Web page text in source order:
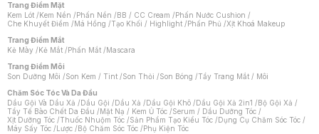
Trang Điểm Mặt
Kem Lót /Kem Nền /Phấn Nền /BB / CC Cream /Phấn Nước Cushion /
Che Khuyết Điểm /Má Hồng /Tạo Khối / Highlight /Phấn Phủ /Xịt Khoá Makeup
Trang Điểm Mắt
Kẻ Mày /Kẻ Mắt /Phấn Mắt /Mascara
Trang Điểm Môi
Son Dưỡng Môi /Son Kem / Tint /Son Thỏi /Son Bóng /Tẩy Trang Mắt / Môi
Chăm Sóc Tóc Và Da Đầu
Dầu Gội Và Dầu Xả /Dầu Gội /Dầu Xả /Dầu Gội Khô /Dầu Gội Xả 2in1 /Bộ Gội Xả /
Tẩy Tế Bào Chết Da Đầu /Mặt Nạ / Kem Ủ Tóc /Serum / Dầu Dưỡng Tóc /
Xịt Dưỡng Tóc /Thuốc Nhuộm Tóc /Sản Phẩm Tạo Kiểu Tóc /Dụng Cụ Chăm Sóc Tóc /
Máy Sấy Tóc /Lược /Bộ Chăm Sóc Tóc /Phụ Kiện Tóc